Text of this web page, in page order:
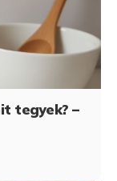
tegyek? –